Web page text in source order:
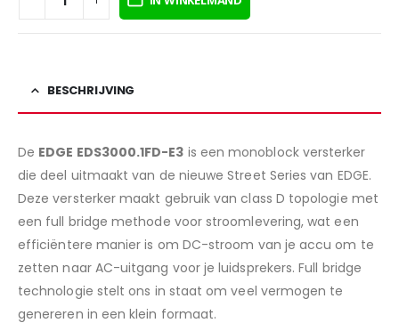
BESCHRIJVING
De EDGE EDS3000.1FD-E3 is een monoblock versterker
die deel uitmaakt van de nieuwe Street Series van EDGE.
Deze versterker maakt gebruik van class D topologie met
een full bridge methode voor stroomlevering, wat een
efficiëntere manier is om DC-stroom van je accu om te
zetten naar AC-uitgang voor je luidsprekers. Full bridge
technologie stelt ons in staat om veel vermogen te
genereren in een klein formaat.